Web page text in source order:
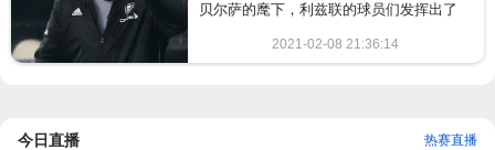
贝尔萨的麾下，利兹联的球员们发挥出了
是否会与利兹联俱乐部续约。...
2021-02-08 21:36:14
1708
今日直播 热赛直播